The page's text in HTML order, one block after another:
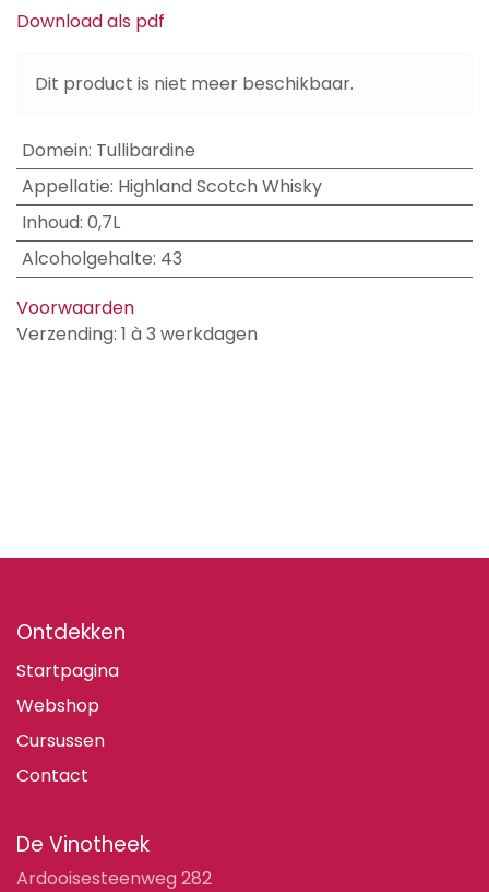
Download als pdf
Dit product is niet meer beschikbaar.
Domein: Tullibardine
Appellatie: Highland Scotch Whisky
Inhoud: 0,7L
Alcoholgehalte: 43
Voorwaarden
Verzending: 1 à 3 werkdagen
Ontdekken
Startpagina
Webshop
Cursussen
Contact
De Vinotheek
Ardooisesteenweg 282